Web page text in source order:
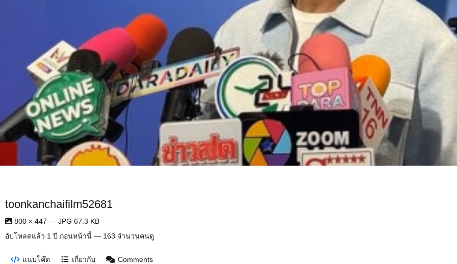
toonkanchaifilm52681
800 × 447 — JPG 67.3 KB
อัปโหลดแล้ว 1 ปี ก่อนหน้านี้ — 163 จำนวนคนดู
แนบโค๊ด เกี่ยวกับ Comments